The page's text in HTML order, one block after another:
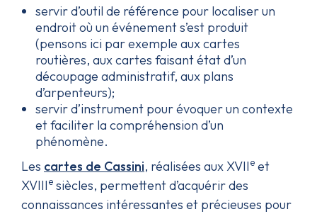
servir d’outil de référence pour localiser un
endroit où un événement s’est produit
(pensons ici par exemple aux cartes
routières, aux cartes faisant état d’un
découpage administratif, aux plans
d’arpenteurs);
servir d’instrument pour évoquer un contexte
et faciliter la compréhension d’un
phénomène.
Les cartes de Cassini, réalisées aux XVIIe et
XVIIIe siècles, permettent d’acquérir des
connaissances intéressantes et précieuses pour